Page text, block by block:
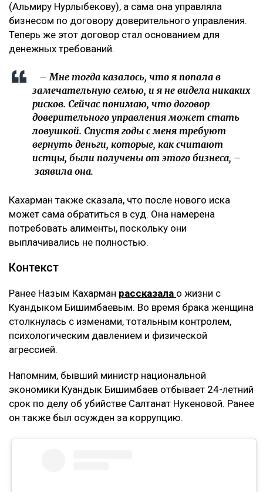
(Альмиру Нурлыбекову), а сама она управляла
бизнесом по договору доверительного управления.
Теперь же этот договор стал основанием для
денежных требований.
– Мне тогда казалось, что я попала в
замечательную семью, и я не видела никаких
рисков. Сейчас понимаю, что договор
доверительного управления может стать
ловушкой. Спустя годы с меня требуют
вернуть деньги, которые, как считают
истцы, были получены от этого бизнеса, –
заявила она.
Кахарман также сказала, что после нового иска
может сама обратиться в суд. Она намерена
потребовать алименты, поскольку они
выплачивались не полностью.
Контекст
Ранее Назым Кахарман рассказала о жизни с
Куандыком Бишимбаевым. Во время брака женщина
столкнулась с изменами, тотальным контролем,
психологическим давлением и физической
агрессией.
Напомним, бывший министр национальной
экономики Куандык Бишимбаев отбывает 24-летний
срок по делу об убийстве Салтанат Нукеновой. Ранее
он также был осужден за коррупцию.